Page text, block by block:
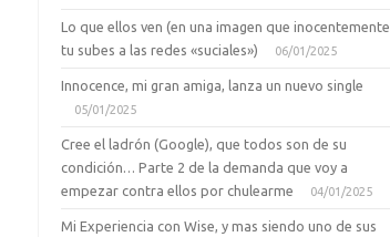
Lo que ellos ven (en una imagen que inocentemente
tu subes a las redes «suciales»)
06/01/2025
Innocence, mi gran amiga, lanza un nuevo single
05/01/2025
Cree el ladrón (Google), que todos son de su
condición… Parte 2 de la demanda que voy a
empezar contra ellos por chulearme
04/01/2025
Mi Experiencia con Wise, y mas siendo uno de sus